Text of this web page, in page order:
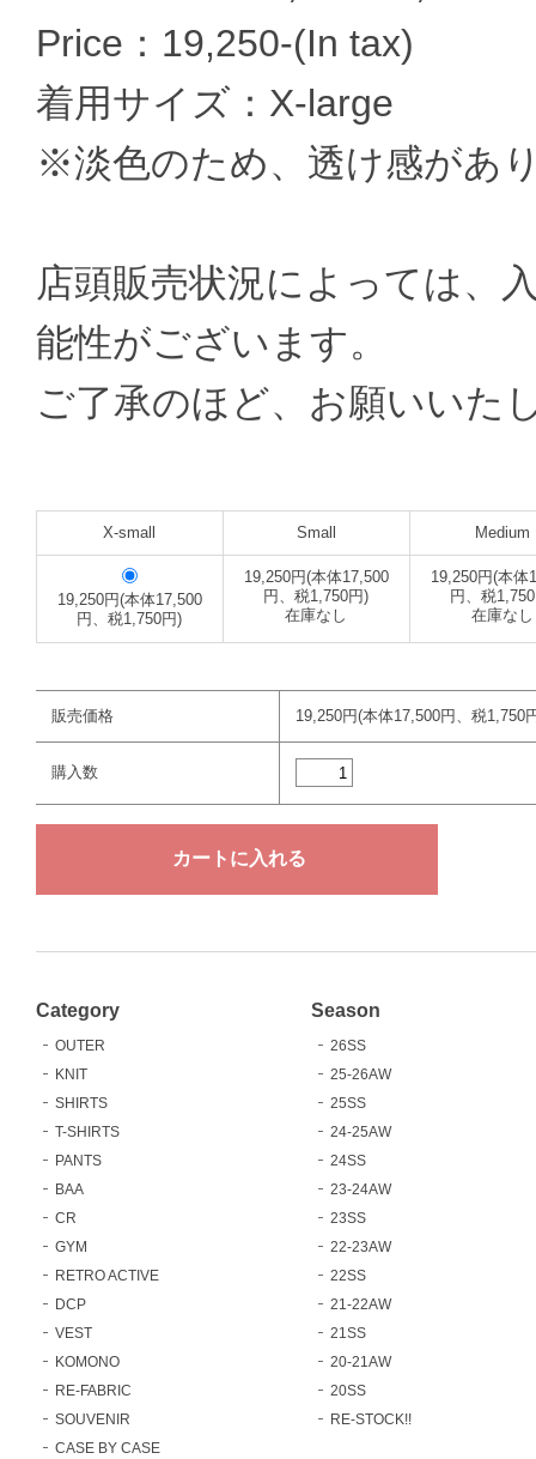
Price：19,250-(In tax)
着用サイズ：X-large
※淡色のため、透け感があ
店頭販売状況によっては、
能性がございます。
ご了承のほど、お願いいた
X-small Small Medium
19,250円(本体17,500
円、税1,750円)
19,250円(本体17,500
円、税1,750円)
在庫なし
19,250円(本体
円、税
在庫なし
販売価格 19,250円(本体17,500円、税1,750
購入数
Category
OUTER
KNIT
SHIRTS
T-SHIRTS
PANTS
BAA
CR
GYM
RETRO ACTIVE
DCP
VEST
KOMONO
RE-FABRIC
SOUVENIR
CASE BY CASE
Season
26SS
25-26AW
25SS
24-25AW
24SS
23-24AW
23SS
22-23AW
22SS
21-22AW
21SS
20-21AW
20SS
RE-STOCK!!